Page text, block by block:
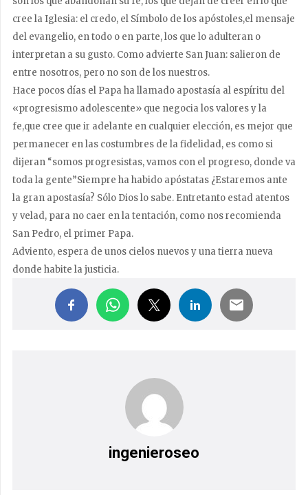
cree la Iglesia: el credo, el Símbolo de los apóstoles,el mensaje
del evangelio, en todo o en parte, los que lo adulteran o
interpretan a su gusto. Como advierte San Juan: salieron de
entre nosotros, pero no son de los nuestros.
Hace pocos días el Papa ha llamado apostasía al espíritu del
«progresismo adolescente» que negocia los valores y la
fe,que cree que ir adelante en cualquier elección, es mejor que
permanecer en las costumbres de la fidelidad, es como si
dijeran “somos progresistas, vamos con el progreso, donde va
toda la gente”Siempre ha habido apóstatas ¿Estaremos ante
la gran apostasía? Sólo Dios lo sabe. Entretanto estad atentos
y velad, para no caer en la tentación, como nos recomienda
San Pedro, el primer Papa.
Adviento, espera de unos cielos nuevos y una tierra nueva
donde habite la justicia.
ingenieroseo